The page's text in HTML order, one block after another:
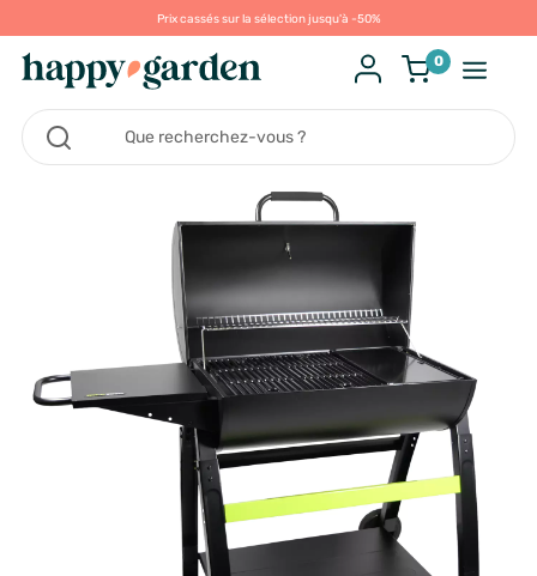
Prix cassés sur la sélection jusqu'à -50%
0